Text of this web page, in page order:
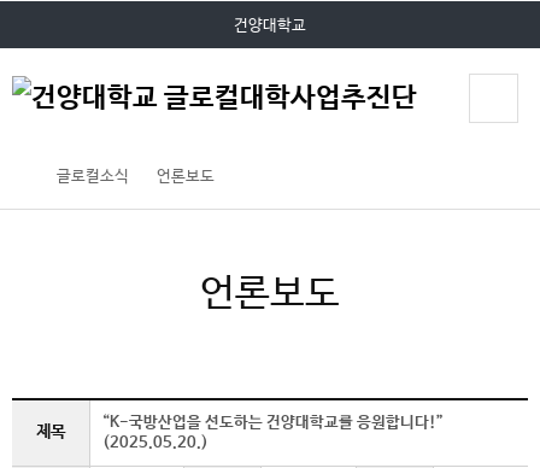
건양대학교
글로컬소식 언론보도
언론보도
제목
“K-국방산업을 선도하는 건양대학교를 응원합니다!”
(2025.05.20.)